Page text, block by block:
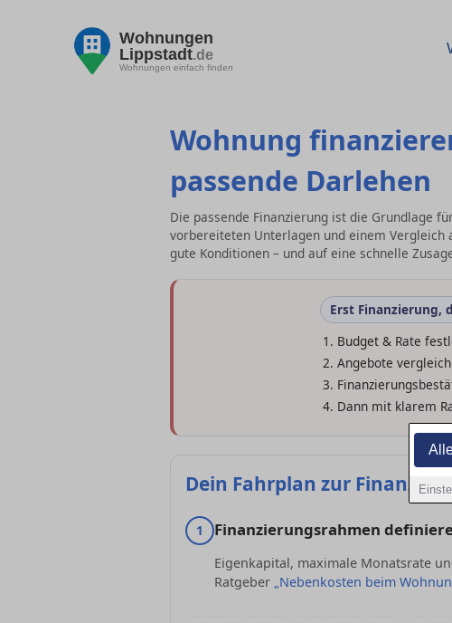
Wohnungen
Lippstadt.de
Wohnungen einfach finden
Wohnung
passende Darlehen
Die passende Finanzierung ist die Grundlage
vorbereiteten Unterlagen und einem Vergleich
gute Konditionen – und auf eine schnelle
Erst Finanzierung,
Budget & Rate
Angebote
Dann mit klarem
Dein Fahrplan zur
1 Finanzierungsrahmen
Eigenkapital, maximale Monatsrate
Ratgeber „Nebenkosten beim